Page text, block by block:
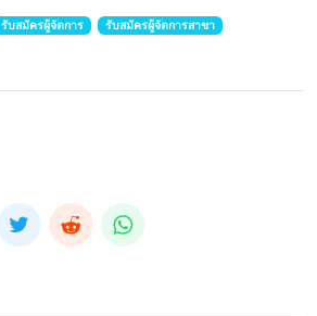
รับสมัครผู้จัดการ รับสมัครผู้จัดการสาขา